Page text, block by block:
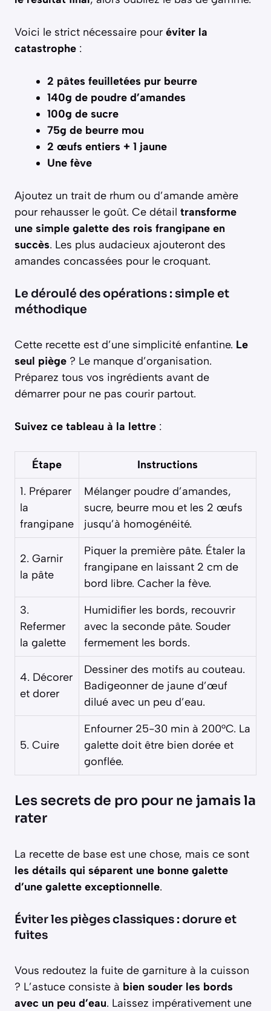
Voici le strict nécessaire pour éviter la
catastrophe :
2 pâtes feuilletées pur beurre
140g de poudre d’amandes
100g de sucre
75g de beurre mou
2 œufs entiers + 1 jaune
Une fève
Ajoutez un trait de rhum ou d’amande amère
pour rehausser le goût. Ce détail transforme
une simple galette des rois frangipane en
succès. Les plus audacieux ajouteront des
amandes concassées pour le croquant.
Le déroulé des opérations : simple et
méthodique
Cette recette est d’une simplicité enfantine. Le
seul piège ? Le manque d’organisation.
Préparez tous vos ingrédients avant de
démarrer pour ne pas courir partout.
Suivez ce tableau à la lettre :
Étape
Instructions
1. Préparer
la
frangipane
Mélanger poudre d’amandes,
sucre, beurre mou et les 2 œufs
jusqu’à homogénéité.
2. Garnir
la pâte
Piquer la première pâte. Étaler la
frangipane en laissant 2 cm de
bord libre. Cacher la fève.
3.
Refermer
la galette
Humidifier les bords, recouvrir
avec la seconde pâte. Souder
fermement les bords.
4. Décorer
et dorer
Dessiner des motifs au couteau.
Badigeonner de jaune d’œuf
dilué avec un peu d’eau.
5. Cuire
Enfourner 25-30 min à 200°C. La
galette doit être bien dorée et
gonflée.
Les secrets de pro pour ne jamais la
rater
La recette de base est une chose, mais ce sont
les détails qui séparent une bonne galette
d’une galette exceptionnelle.
Éviter les pièges classiques : dorure et
fuites
Vous redoutez la fuite de garniture à la cuisson
? L’astuce consiste à bien souder les bords
avec un peu d’eau. Laissez impérativement une